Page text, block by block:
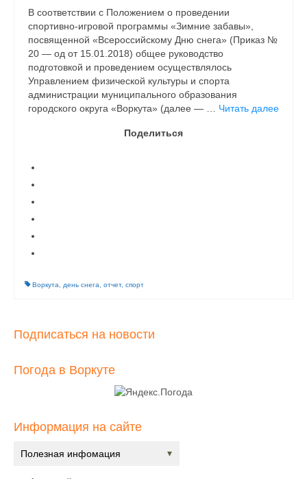
В соответствии с Положением о проведении
спортивно-игровой программы «Зимние забавы»,
посвященной «Всероссийскому Дню снега» (Приказ №
20 — од от 15.01.2018) общее руководство
подготовкой и проведением осуществлялось
Управлением физической культуры и спорта
администрации муниципального образования
городского округа «Воркута» (далее — … Читать далее
Поделиться
Воркута день снега отчет, спорт
Подписаться на новости
Погода в Воркуте
Информация на сайте
Полезная инфомация